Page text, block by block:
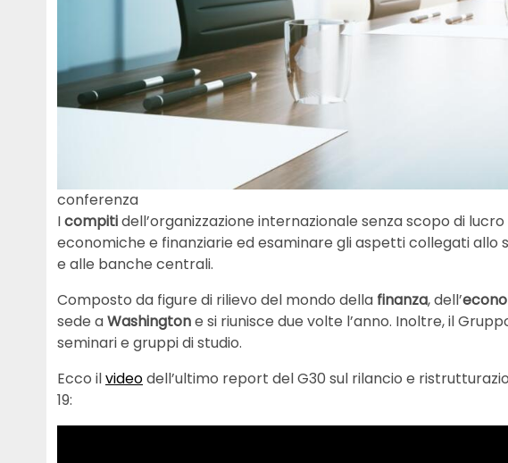
conferenza
Icompitidell’organizzazione internazionale senza scopo di
economiche e finanziarie ed esaminare gli aspetti collegati allo
e alle banche centrali.
Composto da figure di rilievo del mondo della finanza, dell’
sede aWashingtone si riunisce due volte l’anno. Inoltre, il
seminari e gruppi di studio.
Ecco ilvideodell’ultimo report del G30 sul rilancio e
19: